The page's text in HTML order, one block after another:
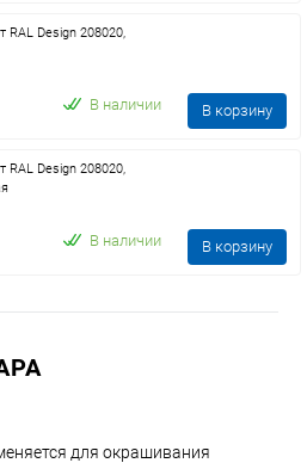
RAL Design 208020,
В наличии В корзину
RAL Design 208020,
В наличии В корзину
для окрашивания